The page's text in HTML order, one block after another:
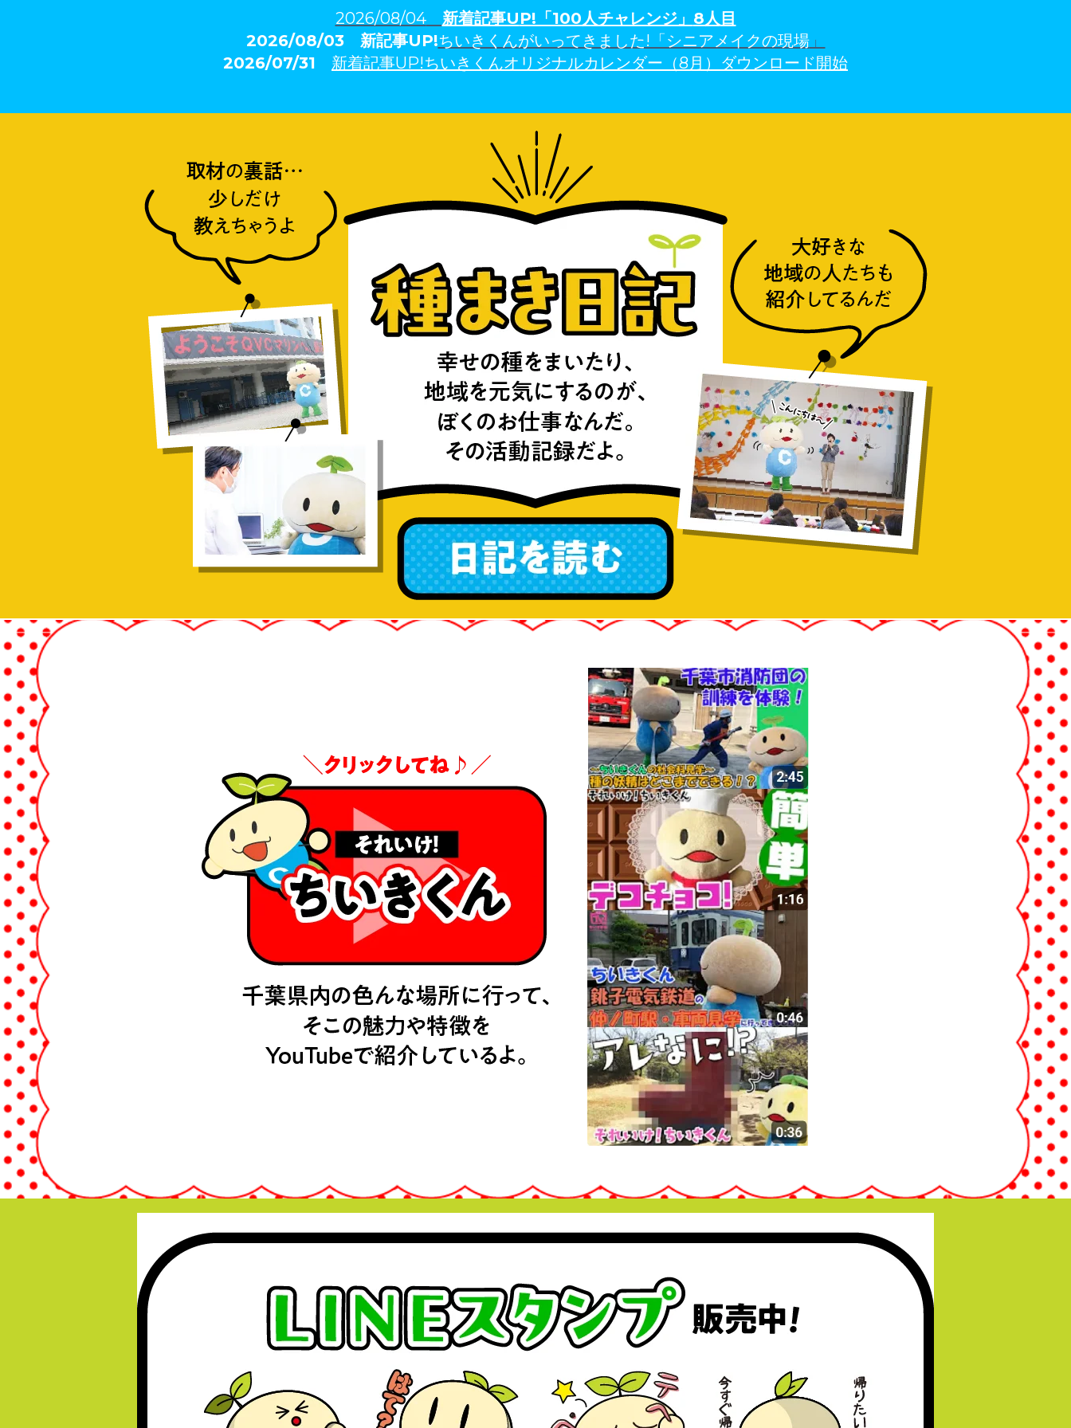
2026/08/04 新着記事UP!「100人チャレンジ」 8人目
2026/08/03 新記事UP!ちいきくんがいってきました!「シニアメイクの現場」
2026/07/31 新着記事UP!ちいきくんオリジナルカレンダー（8月）ダウンロード開始